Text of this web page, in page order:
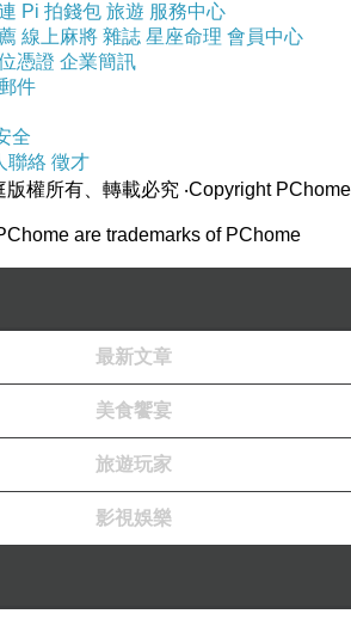
畫色彩與其他畫家所繪製的油
的作品不像別人的油畫感覺那
繪玻璃是觀光客的朝聖地，到
的小音樂廳，請讓自己輕鬆一
做，也別想任何事情，只要靜
宜人的座椅上，欣賞舞台上那
的琴，抬頭感動著那藍色玻璃
夏爾卡美術館在往上走不遠的
公車，不然炎炎夏日曬死人
一個大陸老女人，挺＃＄％＆
（請讀成法律的法）國哪樣不
馬地斯美術館的禮品販賣部跟
明信片的售價在前面寫得清清
同，她還要怪這販賣部騙她的
買，售貨小姐說發票已經打出
Pi 拍錢包 旅遊 服務中心
線上麻將 雜誌 星座命理 會員中心
憑證 企業簡訊
件
全
聯絡 徵才
版權所有、轉載必究 ‧Copyright PChome
are trademarks of PChome
最新文章
美食饗宴
旅遊玩家
影視娛樂